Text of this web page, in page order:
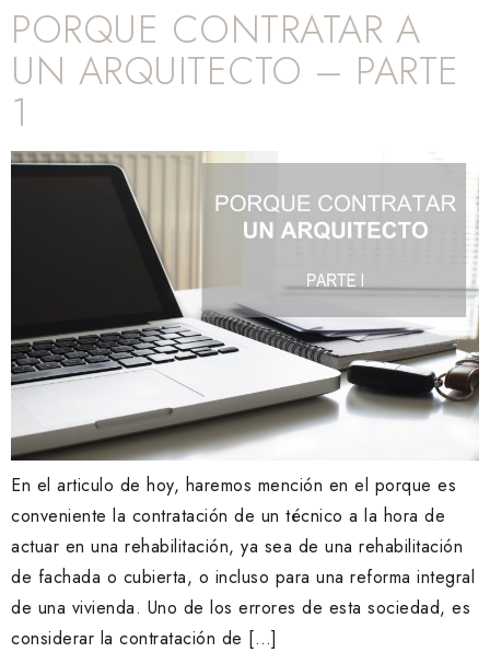
PORQUE CONTRATAR A
UN ARQUITECTO – PARTE
1
En el articulo de hoy, haremos mención en el porque es
conveniente la contratación de un técnico a la hora de
actuar en una rehabilitación, ya sea de una rehabilitación
de fachada o cubierta, o incluso para una reforma integral
de una vivienda. Uno de los errores de esta sociedad, es
considerar la contratación de […]